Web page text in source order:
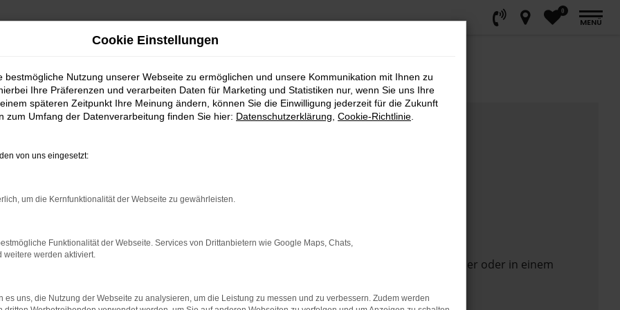
0
MENÜ
das Laden bestimmter Seiten verhindern. Funktioniert die Seite in einem anderen Browser oder in einem
Cookie Einstellungen
bestmögliche Nutzung unserer Webseite zu ermöglichen und unsere Kommunikation mit Ihnen zu
Ihre Präferenzen und verarbeiten Daten für Marketing und Statistiken nur, wenn Sie uns Ihre
späteren Zeitpunkt Ihre Meinung ändern, können Sie die Einwilligung jederzeit für die Zukunft
zum Umfang der Datenverarbeitung finden Sie hier: Datenschutzerklärung Cookie-Richtlinie
von uns eingesetzt:
um die Kernfunktionalität der Webseite zu gewährleisten.
Funktionalität der Webseite. Services von Drittanbietern wie Google Maps, Chats,
weitere werden aktiviert.
es uns, die Nutzung der Webseite zu analysieren, um die Leistung zu messen und zu verbessern. Zudem werden